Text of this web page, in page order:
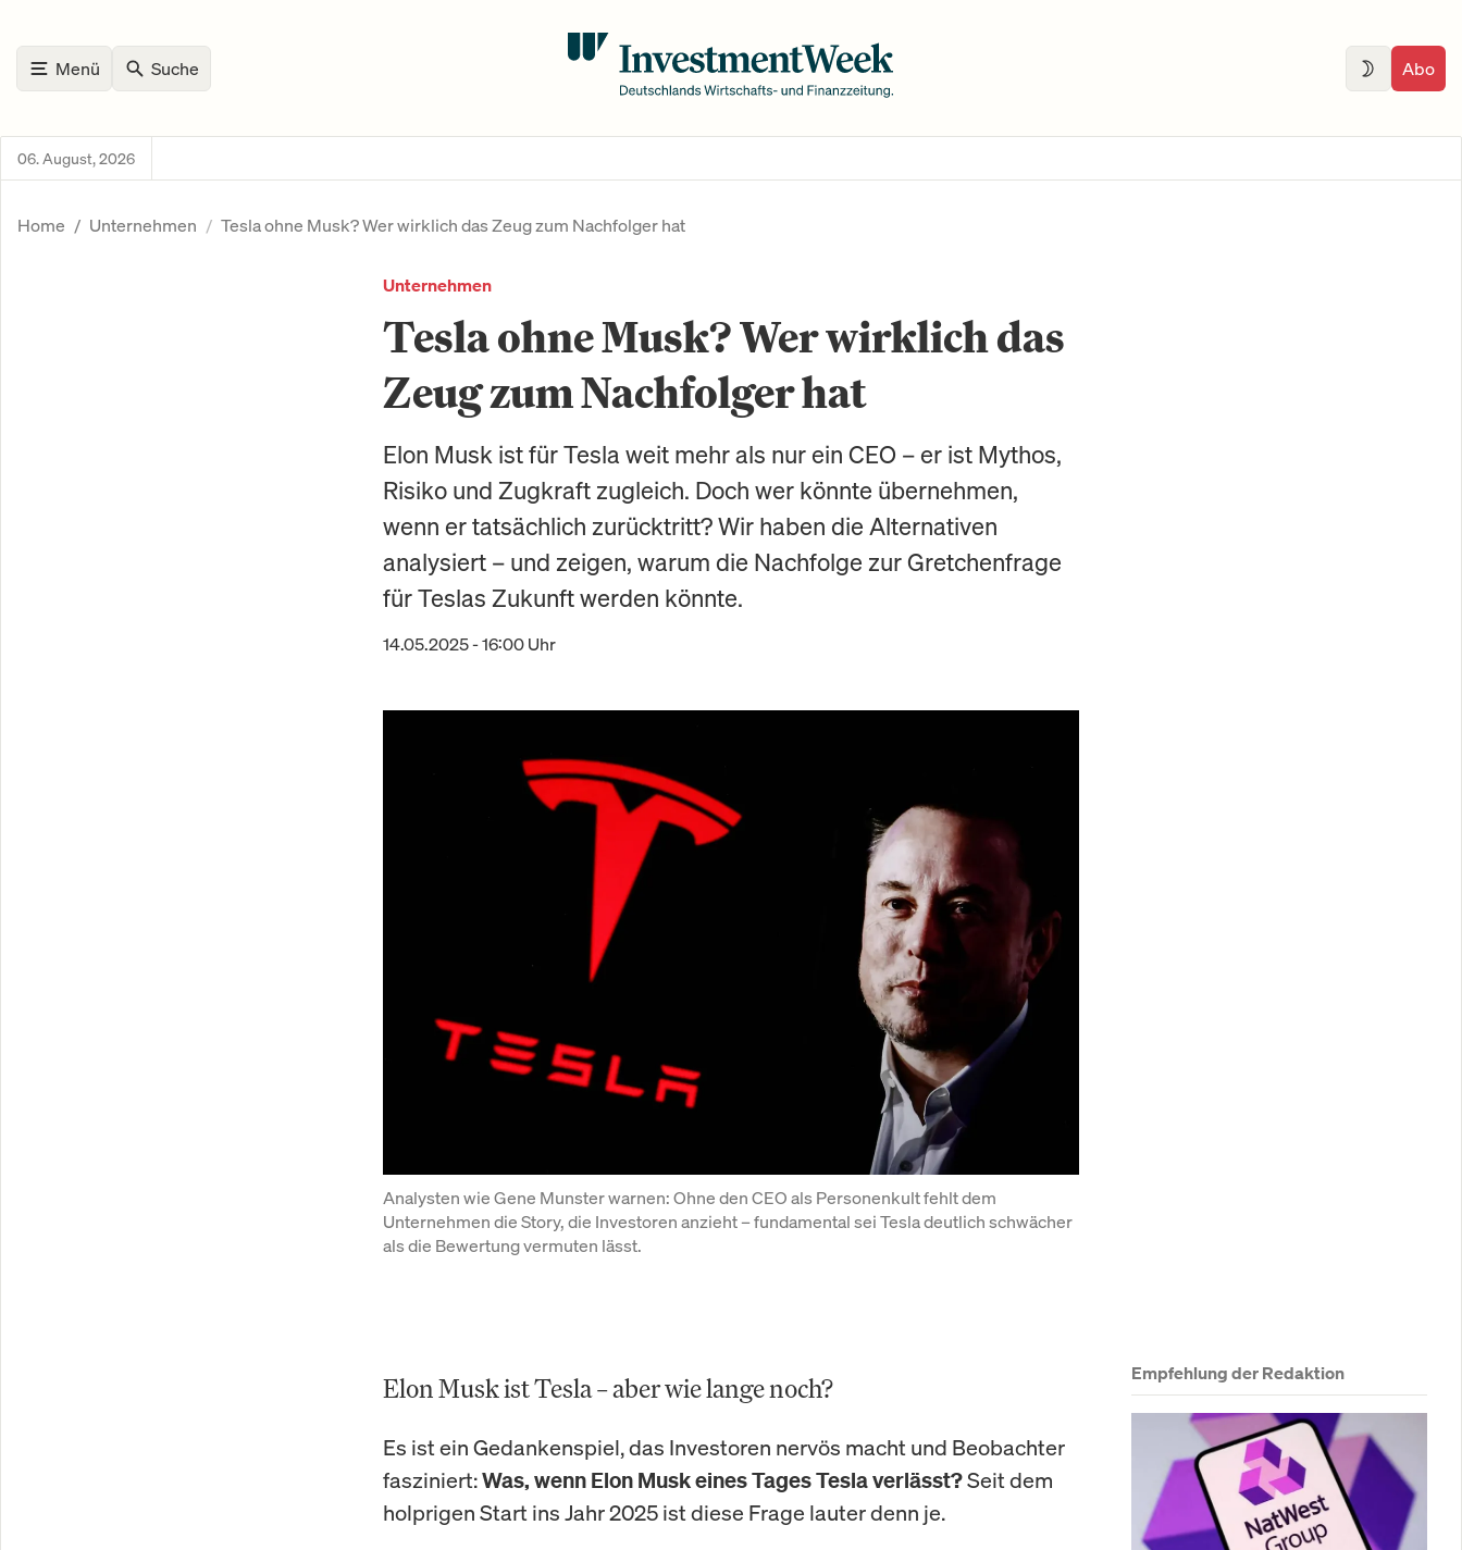
Menü Suche Abo
06. August, 2026
Home Unternehmen Tesla ohne Musk? Wer wirklich das Zeug zum Nachfolger hat
Unternehmen
Tesla ohne Musk? Wer wirklich das
Zeug zum Nachfolger hat
Elon Musk ist für Tesla weit mehr als nur ein CEO – er ist Mythos,
Risiko und Zugkraft zugleich. Doch wer könnte übernehmen,
wenn er tatsächlich zurücktritt? Wir haben die Alternativen
analysiert – und zeigen, warum die Nachfolge zur Gretchenfrage
für Teslas Zukunft werden könnte.
14.05.2025 - 16:00 Uhr
Analysten wie Gene Munster warnen: Ohne den CEO als Personenkult fehlt dem
Unternehmen die Story, die Investoren anzieht – fundamental sei Tesla deutlich schwächer
als die Bewertung vermuten lässt.
Elon Musk ist Tesla – aber wie lange noch?
Es ist ein Gedankenspiel, das Investoren nervös macht und Beobachter
fasziniert:Was, wenn Elon Musk eines Tages Tesla verlässt?Seit dem
holprigen Start ins Jahr 2025 ist diese Frage lauter denn je.
Empfehlung der Redaktion